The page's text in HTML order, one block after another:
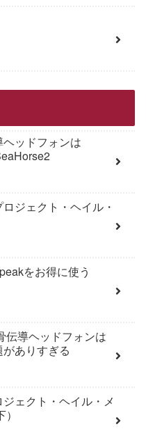
ッドフォンは
ロジェクト・ヘイル・
をお得に使う
伝導ヘッドフォンは
ありすぎる
ジェクト・ヘイル・メ